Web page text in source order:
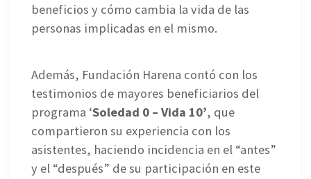
beneficios y cómo cambia la vida de las
personas implicadas en el mismo.
Además, Fundación Harena contó con los
testimonios de mayores beneficiarios del
programa ‘Soledad 0 – Vida 10’, que
compartieron su experiencia con los
asistentes, haciendo incidencia en el “antes”
y el “después” de su participación en este